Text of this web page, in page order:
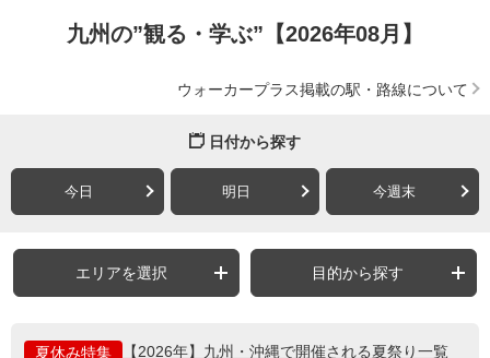
九州の”観る・学ぶ”【2026年08月】
ウォーカープラス掲載の駅・路線について
日付から探す
今日 明日 今週末
エリアを選択 目的から探す
夏休み特集 【2026年】九州・沖縄で開催される夏祭り一覧